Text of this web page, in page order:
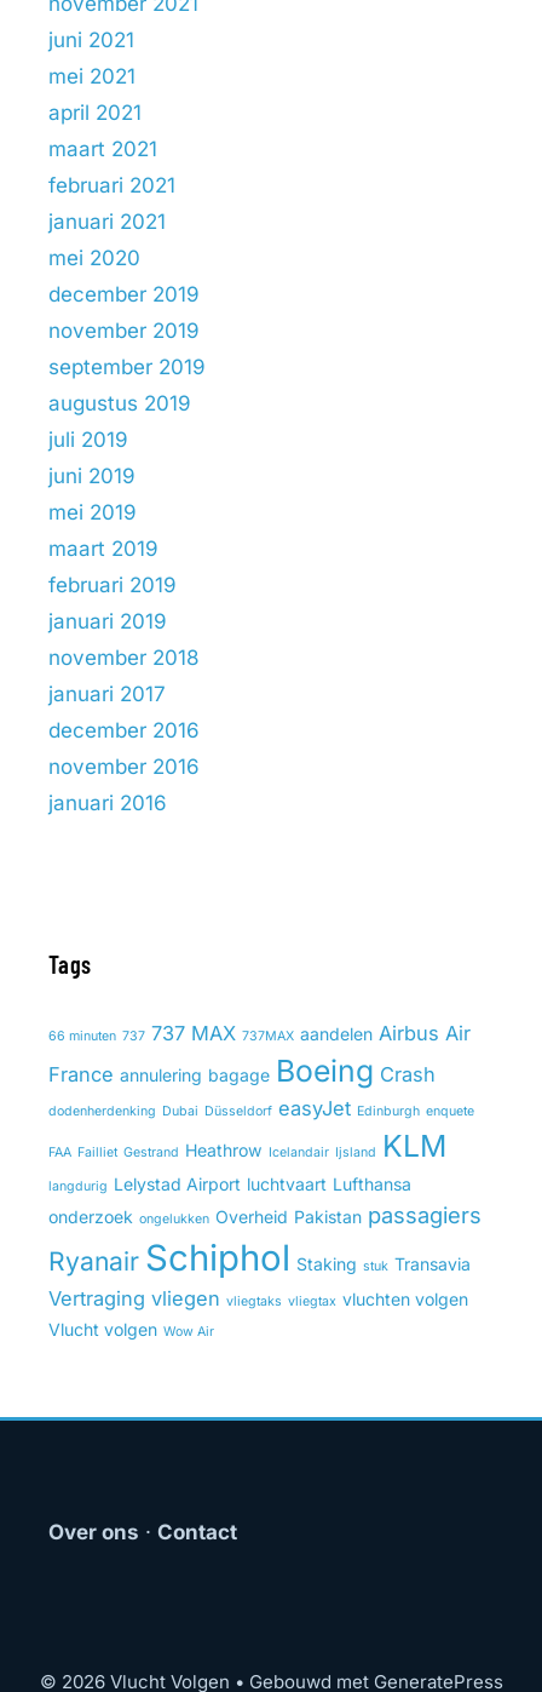
juni 2021
mei 2021
april 2021
maart 2021
februari 2021
januari 2021
mei 2020
december 2019
november 2019
september 2019
augustus 2019
juli 2019
juni 2019
mei 2019
maart 2019
februari 2019
januari 2019
november 2018
januari 2017
december 2016
november 2016
januari 2016
Tags
66 minuten 737 737 MAX 737MAX aandelen Airbus Air
France annulering bagage Boeing Crash
dodenherdenking Dubai Düsseldorf easyJet Edinburgh enquete
FAA Failliet Gestrand Heathrow Icelandair Ijsland KLM
langdurig Lelystad Airport luchtvaart Lufthansa
onderzoek ongelukken Overheid Pakistan passagiers
Ryanair Schiphol Staking stuk Transavia
Vertraging vliegen vliegtaks vliegtax vluchten volgen
Vlucht volgen Wow Air
Over ons · Contact
© 2026 Vlucht Volgen • Gebouwd met GeneratePress